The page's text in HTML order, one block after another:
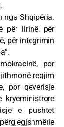
nga Shqipëria.
për lirinë, për
për integrimin
por
regjim
por qeverisje
kryeministrore
e pushtet